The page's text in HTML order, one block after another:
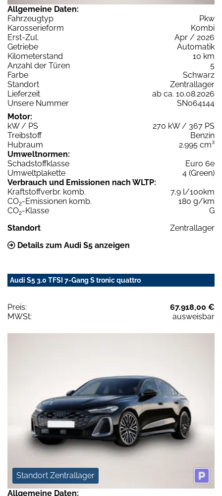
Allgemeine Daten:
Fahrzeugtyp
Pkw
Karosserieform
Kombi
Erst-Zul.
Apr / 2026
Getriebe
Automatik
Kilometerstand
10 km
Anzahl der Türen
5
Farbe
Schwarz
Standort
Zentrallager
Lieferzeit
ab ca. 10.08.2026
Unsere Nummer
SN064144
Motor:
kW / PS
270 kW / 367 PS
Treibstoff
Benzin
Hubraum
2.995 cm³
Umweltnormen:
Schadstoffklasse
Euro 6e
Umweltplakette
4 (Green)
Verbrauch und Emissionen nach WLTP:
Kraftstoffverbr. komb.
7,9 l/100km
CO2-Emissionen komb.
180 g/km
CO2-Klasse
G
Standort
Zentrallager
Details zum Audi S5 anzeigen
Audi S5 3.0 TFSI 7-Gang S tronic quattro
Preis:
67.918,00 €
MWSt:
ausweisbar
Standort Zentrallager
Allgemeine Daten: